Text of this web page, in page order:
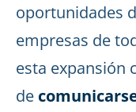
oportunidades
empresas de
esta expansión
de